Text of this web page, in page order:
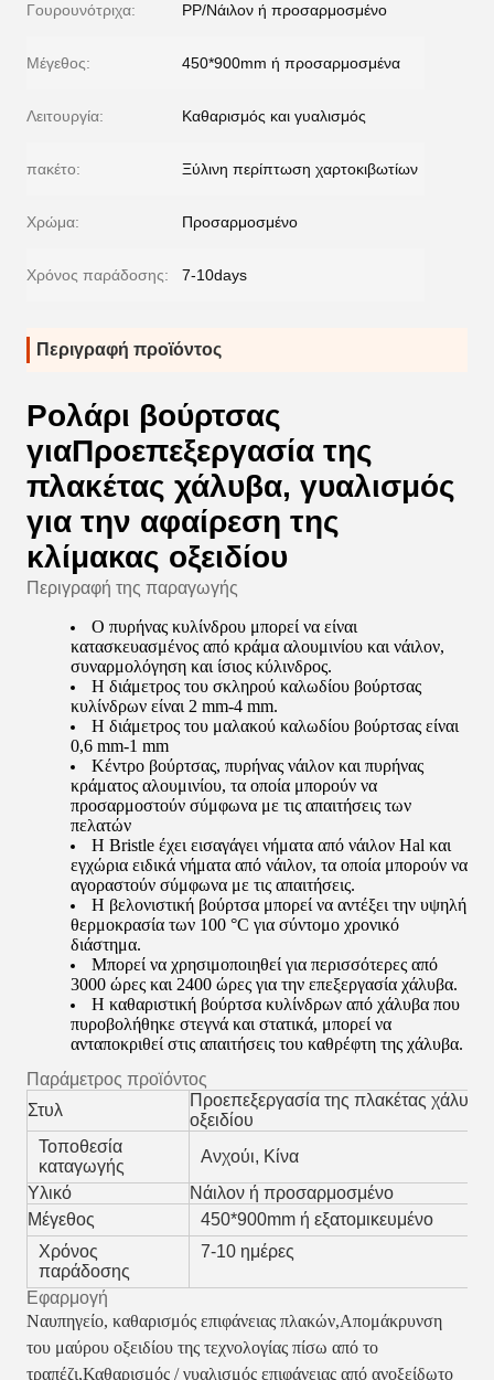
Γουρουνότριχα: PP/Νάιλον ή προσαρμοσμένο
Μέγεθος: 450*900mm ή προσαρμοσμένα
Λειτουργία: Καθαρισμός και γυαλισμός
πακέτο: Ξύλινη περίπτωση χαρτοκιβωτίων
Χρώμα: Προσαρμοσμένο
Χρόνος παράδοσης: 7-10days
Περιγραφή προϊόντος
Ρολάρι βούρτσας
γιαΠροεπεξεργασία της
πλακέτας χάλυβα, γυαλισμός
για την αφαίρεση της
κλίμακας οξειδίου
Περιγραφή της παραγωγής
Ο πυρήνας κυλίνδρου μπορεί να είναι
κατασκευασμένος από κράμα αλουμινίου και νάιλον,
συναρμολόγηση και ίσιος κύλινδρος.
Η διάμετρος του σκληρού καλωδίου βούρτσας
κυλίνδρων είναι 2 mm-4 mm.
Η διάμετρος του μαλακού καλωδίου βούρτσας είναι
0,6 mm-1 mm
Κέντρο βούρτσας, πυρήνας νάιλον και πυρήνας
κράματος αλουμινίου, τα οποία μπορούν να
προσαρμοστούν σύμφωνα με τις απαιτήσεις των
πελατών
Η Bristle έχει εισαγάγει νήματα από νάιλον Hal και
εγχώρια ειδικά νήματα από νάιλον, τα οποία μπορούν να
αγοραστούν σύμφωνα με τις απαιτήσεις.
Η βελονιστική βούρτσα μπορεί να αντέξει την υψηλή
θερμοκρασία των 100 °C για σύντομο χρονικό
διάστημα.
Μπορεί να χρησιμοποιηθεί για περισσότερες από
3000 ώρες και 2400 ώρες για την επεξεργασία χάλυβα.
Η καθαριστική βούρτσα κυλίνδρων από χάλυβα που
πυροβολήθηκε στεγνά και στατικά, μπορεί να
ανταποκριθεί στις απαιτήσεις του καθρέφτη της χάλυβα.
Παράμετρος προϊόντος
Στυλ
Προεπεξεργασία της πλακέτας
οξειδίου
Τοποθεσία
καταγωγής
Ανχούι, Κίνα
Υλικό
Νάιλον ή προσαρμοσμένο
Μέγεθος
450*900mm ή εξατομικευμένο
Χρόνος
παράδοσης
7-10 ημέρες
Εφαρμογή
Ναυπηγείο, καθαρισμός επιφάνειας πλακών,Απομάκρυνση
του μαύρου οξειδίου της τεχνολογίας πίσω από το
τραπέζι,Καθαρισμός / γυαλισμός επιφάνειας από ανοξείδωτο